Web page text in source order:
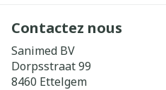
Contactez nous
Sanimed BV
Dorpsstraat 99
8460 Ettelgem